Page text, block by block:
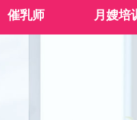
催乳师 月嫂培